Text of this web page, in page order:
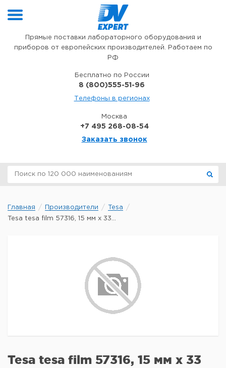
Прямые поставки лабораторного оборудования и
приборов от европейских производителей. Работаем по
РФ
Бесплатно по России
8 (800)555-51-96
Телефоны в регионах
Москва
+7 495 268-08-54
Заказать звонок
Главная Производители
Tesa
Tesa tesa film 57316, 15 мм x 33...
Tesa tesa film 57316, 15 мм x 33